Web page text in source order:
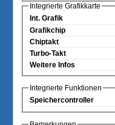
Integrierte Grafikkarte
Int. Grafik
Grafikchip
Chiptakt
Turbo-Takt
Weitere Infos
Integrierte Funktionen
Speichercontroller